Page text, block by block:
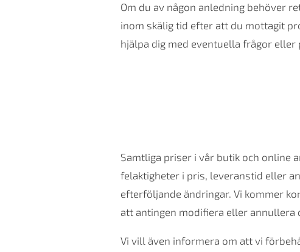
Om du av någon anledning behöver
inom skälig tid efter att du mottagit
hjälpa dig med eventuella frågor
Samtliga priser i vår butik och online
felaktigheter i pris, leveranstid eller
efterföljande ändringar. Vi kommer
att antingen modifiera eller annullera
Vi vill även informera om att vi